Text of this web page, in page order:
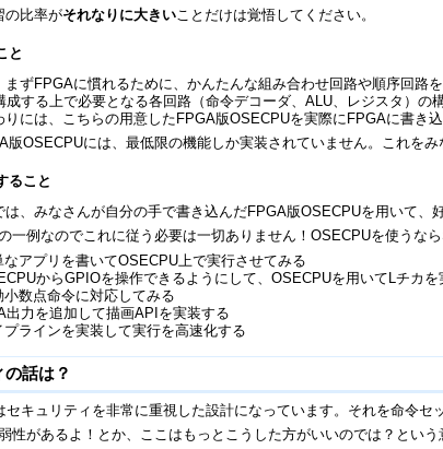
の比率がそれなりに大きい ことだけは覚悟してください。
と
まずFPGAに慣れるために、かんたんな組み合わせ回路や順序回路
成する上で必要となる各回路（命令デコーダ、ALU、レジスタ）の
りには、こちらの用意したFPGA版OSECPUを実際にFPGAに書き
版OSECPUには、最低限の機能しか実装されていません。これを
ること
は、みなさんが自分の手で書き込んだFPGA版OSECPUを用いて、
一例なのでこれに従う必要は一切ありません！OSECPUを使うな
なアプリを書いてOSECPU上で実行させてみる
からGPIOを操作できるようにして、OSECPUを用いてLチカを
小数点命令に対応してみる
出力を追加して描画APIを実装する
プラインを実装して実行を高速化する
話は？
セキュリティを非常に重視した設計になっています。それを命令セ
性があるよ！とか、ここはもっとこうした方がいいのでは？とい